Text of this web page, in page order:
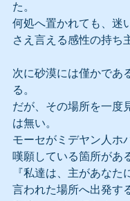
た。
何処へ置かれても、迷
さえ言える感性の持ち
次に砂漠には僅かであ
る。
だが、その場所を一度
は無い。
モーセがミデヤン人ホ
嘆願している箇所があ
『私達は、主があなた
言われた場所へ出発す